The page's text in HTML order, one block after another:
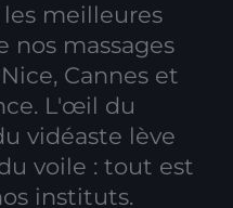
les meilleures
nos massages
Nice, Cannes et
L'œil du
vidéaste lève
voile : tout est
instituts.